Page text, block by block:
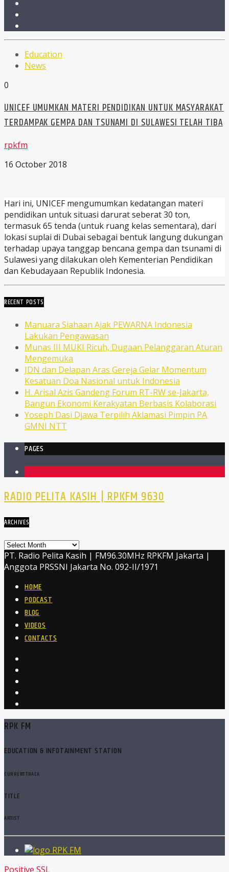
Education
News
0
UNICEF UMUMKAN MATERI PENDIDIKAN UNTUK MASYARAKAT
TERDAMPAK GEMPA DAN TSUNAMI DI SULAWESI TELAH TIBA
rpkfm
16 October 2018
Hari ini, UNICEF mengumumkan kedatangan materi
pendidikan untuk situasi darurat seberat 30 ton,
termasuk 65 tenda (untuk ruang kelas sementara), dari
lokasi suplai di Dubai sebagai bentuk langung dukungan
terhadap upaya tanggap bencana gempa dan tsunami di
Sulawesi yang dilakukan oleh Kementerian Pendidikan
dan Kebudayaan Republik Indonesia.
RECENT POSTS
Manuara Siahaan Ajak PEWARNA Indonesia
Lakukan Pengawasan
Munas III MUKI Ricuh, Dugaan Pelanggaran Aturan
Mengemuka
JDN dan Delapan Aras Gereja Gelar Momentum
Kesatuan Doa Nasional untuk Indonesia
H. Arisal Azis Gandeng Forum RT-RW se-Jakarta,
Bangun Ekonomi Kerakyatan Berbasis Kolaborasi
Yoseph Dasi Djawa Terpilih Aklamasi Pimpin PA
GMNI NTT
PAGES
RADIO PELITA KASIH | RPKFM 9630
ARCHIVES
Archives
PT. Radio Pelita Kasih | FM96.30MHz RPKFM Jakarta |
Anggota PRSSNI Jakarta No. 092-II/1971
HOME
PODCAST
BLOG
VIDEOS
CONTACTS
RPK FM
EDUCATION & INFOTAINMENT STATION
CURRENT TRACK
TITLE
ARTIST
RPK FM
Positive SSL